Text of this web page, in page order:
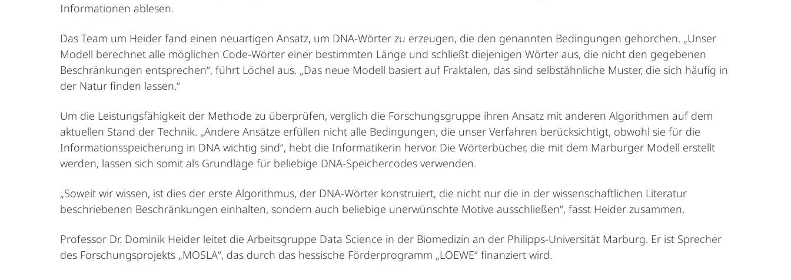
Informationen ablesen.
Das Team um Heider fand einen neuartigen Ansatz, um DNA-Wörter zu erzeugen, die den genannten Bedingungen gehorchen. „Unser
Modell berechnet alle möglichen Code-Wörter einer bestimmten Länge und schließt diejenigen Wörter aus, die nicht den gegebenen
Beschränkungen entsprechen“, führt Löchel aus. „Das neue Modell basiert auf Fraktalen, das sind selbstähnliche Muster, die sich häufig in
der Natur finden lassen.“
Um die Leistungsfähigkeit der Methode zu überprüfen, verglich die Forschungsgruppe ihren Ansatz mit anderen Algorithmen auf dem
aktuellen Stand der Technik. „Andere Ansätze erfüllen nicht alle Bedingungen, die unser Verfahren berücksichtigt, obwohl sie für die
Informationsspeicherung in DNA wichtig sind“, hebt die Informatikerin hervor. Die Wörterbücher, die mit dem Marburger Modell erstellt
werden, lassen sich somit als Grundlage für beliebige DNA-Speichercodes verwenden.
„Soweit wir wissen, ist dies der erste Algorithmus, der DNA-Wörter konstruiert, die nicht nur die in der wissenschaftlichen Literatur
beschriebenen Beschränkungen einhalten, sondern auch beliebige unerwünschte Motive ausschließen“, fasst Heider zusammen.
Professor Dr. Dominik Heider leitet die Arbeitsgruppe Data Science in der Biomedizin an der Philipps-Universität Marburg. Er ist Sprecher
des Forschungsprojekts „MOSLA“, das durch das hessische Förderprogramm „LOEWE“ finanziert wird.